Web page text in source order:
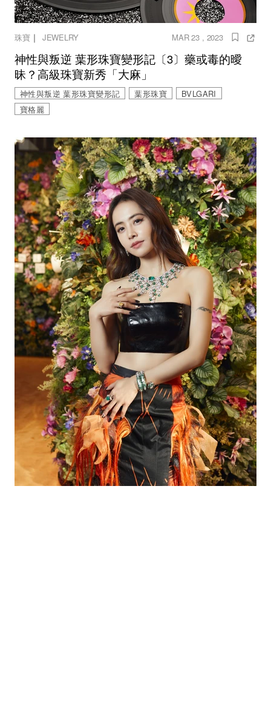
珠寶｜ JEWELRY MAR 23 , 2023
神性與叛逆 葉形珠寶變形記〔3〕藥或毒的曖
昧？高級珠寶新秀「大麻」
神性與叛逆 葉形珠寶變形記 葉形珠寶
BVLGARI
寶格麗